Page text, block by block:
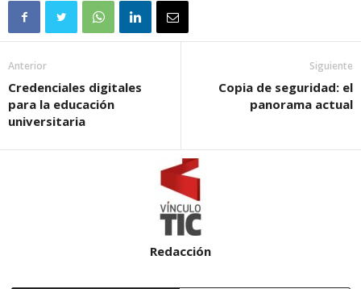
Anterior
Credenciales digitales
para la educación
universitaria
Siguiente
Copia de seguridad: el
panorama actual
Redacción